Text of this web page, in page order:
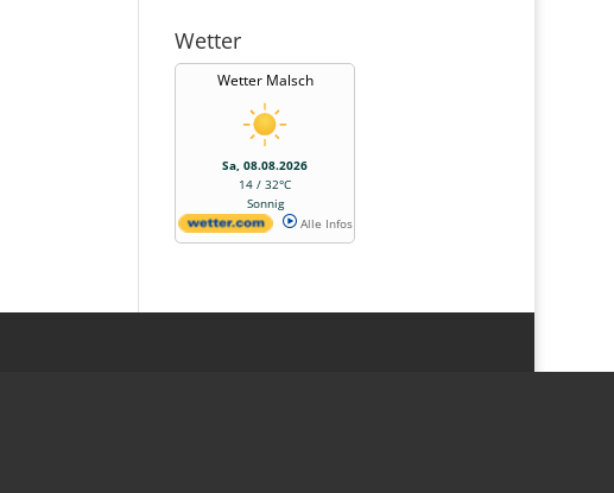
Wetter
Wetter Malsch
Sa, 08.08.2026
14 / 32°C
Sonnig
Alle Infos